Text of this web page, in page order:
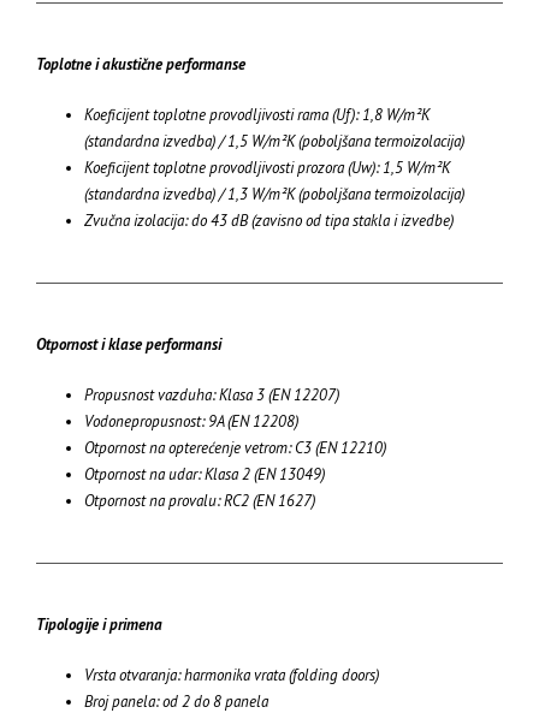
Toplotne i akustične performanse
Koeficijent toplotne provodljivosti rama (Uf): 1,8 W/m²K
(standardna izvedba) / 1,5 W/m²K (poboljšana termoizolacija)
Koeficijent toplotne provodljivosti prozora (Uw): 1,5 W/m²K
(standardna izvedba) / 1,3 W/m²K (poboljšana termoizolacija)
Zvučna izolacija: do 43 dB (zavisno od tipa stakla i izvedbe)
Otpornost i klase performansi
Propusnost vazduha: Klasa 3 (EN 12207)
Vodonepropusnost: 9A (EN 12208)
Otpornost na opterećenje vetrom: C3 (EN 12210)
Otpornost na udar: Klasa 2 (EN 13049)
Otpornost na provalu: RC2 (EN 1627)
Tipologije i primena
Vrsta otvaranja: harmonika vrata (folding doors)
Broj panela: od 2 do 8 panela